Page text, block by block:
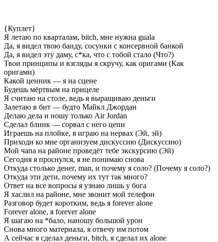
{Куплет}
Я летаю по кварталам, bitch, мне нужна guala
Да, я видел твою банду, сосунки с консервной банкой
Да, я видел эту даму, с*ка, что с тобой стало (Что?)
Твои принципы и взгляды я скручу, как оригами (Как
оригами)
Какой ценник — я на сцене
Будешь мёртвым на прицеле
Я считаю на столе, ведь я выращиваю деньги
Залетаю в бит — будто Майкл Джордан
Делаю дела и ношу только Air Jordan
Сделал блинк — сорвал с него цепи
Играешь на плойке, я играю на нервах (Эй, эй)
Приходи ко мне организуем дискуссию (Дискуссию)
Мой чапа на районе проведёт тебе экскурсию (Эй)
Сегодня я проснулся, я не понимаю снова
Откуда столько денег, man, и почему я соло? (Почему я соло?)
Откуда эти дети, почему их тут так много?
Ответ на все вопросы я узнаю лишь у бога
Я хаслил на районе, мне звонит мой телефон
Разговор будет коротким, ведь я forever alone
Forever alone, я forever alone
Я шагаю на *бало, наношу большой урон
Снова много материала, я отвечу им потом
А сейчас я сделал деньги, bitch, я сделал их alone